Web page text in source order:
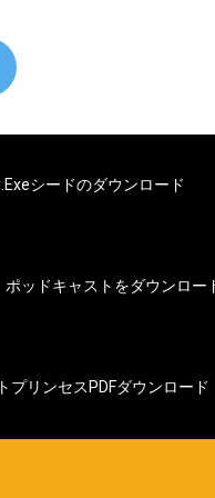
シードのダウンロード
ッドキャストをダウンロー
プリンセスPDFダウンロード